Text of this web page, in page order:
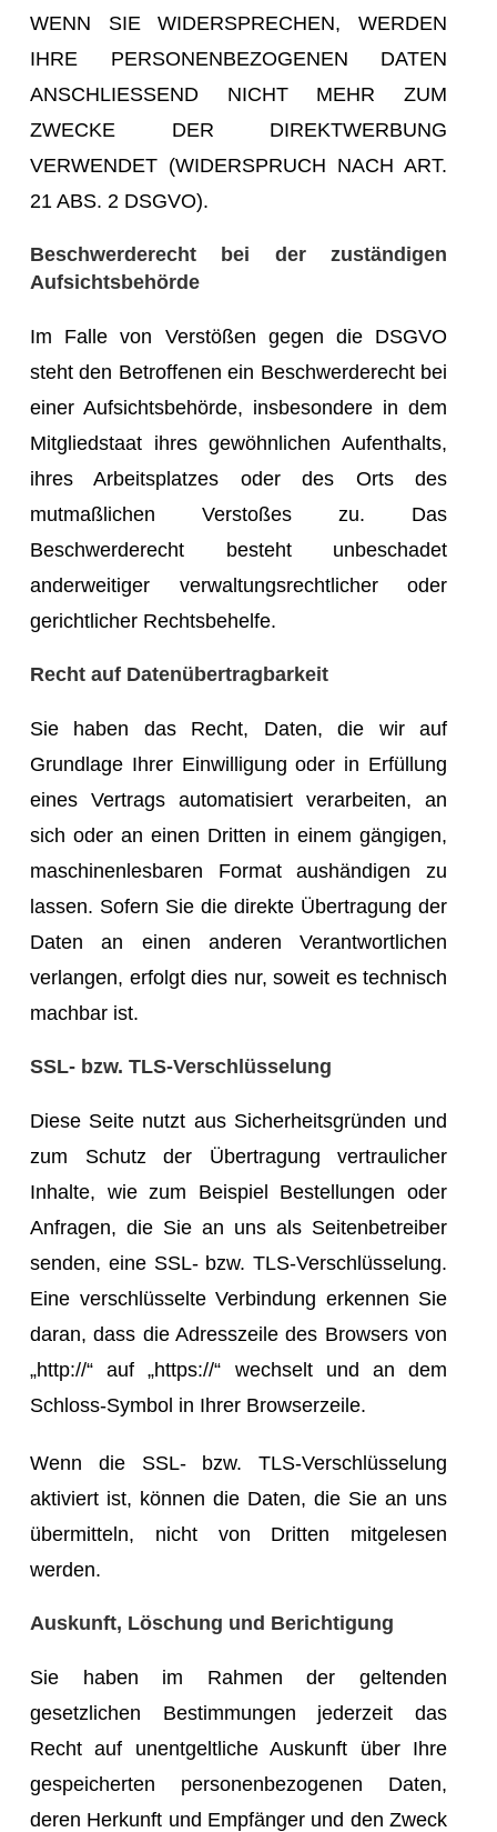
WENN SIE WIDERSPRECHEN, WERDEN
IHRE PERSONENBEZOGENEN DATEN
ANSCHLIESSEND NICHT MEHR ZUM
ZWECKE DER DIREKTWERBUNG
VERWENDET (WIDERSPRUCH NACH ART.
21 ABS. 2 DSGVO).
Beschwerderecht bei der zuständigen
Aufsichtsbehörde
Im Falle von Verstößen gegen die DSGVO
steht den Betroffenen ein Beschwerderecht bei
einer Aufsichtsbehörde, insbesondere in dem
Mitgliedstaat ihres gewöhnlichen Aufenthalts,
ihres Arbeitsplatzes oder des Orts des
mutmaßlichen Verstoßes zu. Das
Beschwerderecht besteht unbeschadet
anderweitiger verwaltungsrechtlicher oder
gerichtlicher Rechtsbehelfe.
Recht auf Datenübertragbarkeit
Sie haben das Recht, Daten, die wir auf
Grundlage Ihrer Einwilligung oder in Erfüllung
eines Vertrags automatisiert verarbeiten, an
sich oder an einen Dritten in einem gängigen,
maschinenlesbaren Format aushändigen zu
lassen. Sofern Sie die direkte Übertragung der
Daten an einen anderen Verantwortlichen
verlangen, erfolgt dies nur, soweit es technisch
machbar ist.
SSL- bzw. TLS-Verschlüsselung
Diese Seite nutzt aus Sicherheitsgründen und
zum Schutz der Übertragung vertraulicher
Inhalte, wie zum Beispiel Bestellungen oder
Anfragen, die Sie an uns als Seitenbetreiber
senden, eine SSL- bzw. TLS-Verschlüsselung.
Eine verschlüsselte Verbindung erkennen Sie
daran, dass die Adresszeile des Browsers von
„http://“ auf „https://“ wechselt und an dem
Schloss-Symbol in Ihrer Browserzeile.
Wenn die SSL- bzw. TLS-Verschlüsselung
aktiviert ist, können die Daten, die Sie an uns
übermitteln, nicht von Dritten mitgelesen
werden.
Auskunft, Löschung und Berichtigung
Sie haben im Rahmen der geltenden
gesetzlichen Bestimmungen jederzeit das
Recht auf unentgeltliche Auskunft über Ihre
gespeicherten personenbezogenen Daten,
deren Herkunft und Empfänger und den Zweck